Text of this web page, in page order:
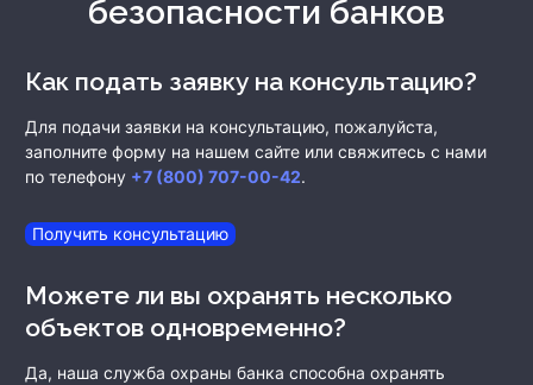
безопасности банков
Как подать заявку на консультацию?
Для подачи заявки на консультацию, пожалуйста,
заполните форму на нашем сайте или свяжитесь с нами
по телефону +7 (800) 707-00-42.
Получить консультацию
Можете ли вы охранять несколько
объектов одновременно?
Да, наша служба охраны банка способна охранять